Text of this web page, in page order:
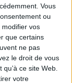
Vous
ou
vos
que certains
ne pas
le droit de vous
ce site Web.
votre